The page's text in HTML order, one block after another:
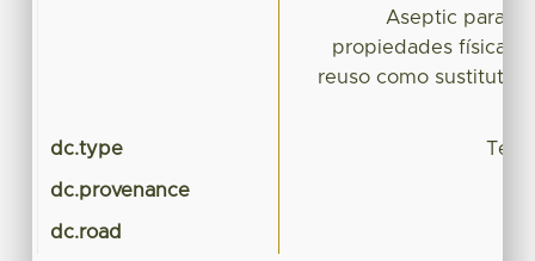
Aseptic para
propiedades físicas
reuso como sustituto
dc.type
dc.provenance
dc.road